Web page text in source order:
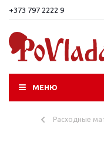
+373 797 2222 9
МЕНЮ
Расходные